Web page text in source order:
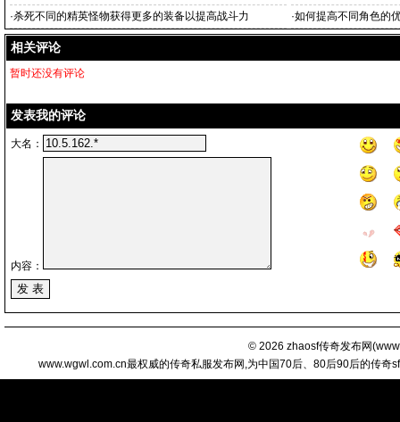
·杀死不同的精英怪物获得更多的装备以提高战斗力 ·如何提高不同角色的
相关评论
暂时还没有评论
发表我的评论
大名：
内容：
© 2026 zhaosf传奇发布网(
www.wgwl.com.cn最权威的传奇私服发布网,为中国70后、80后90后的传